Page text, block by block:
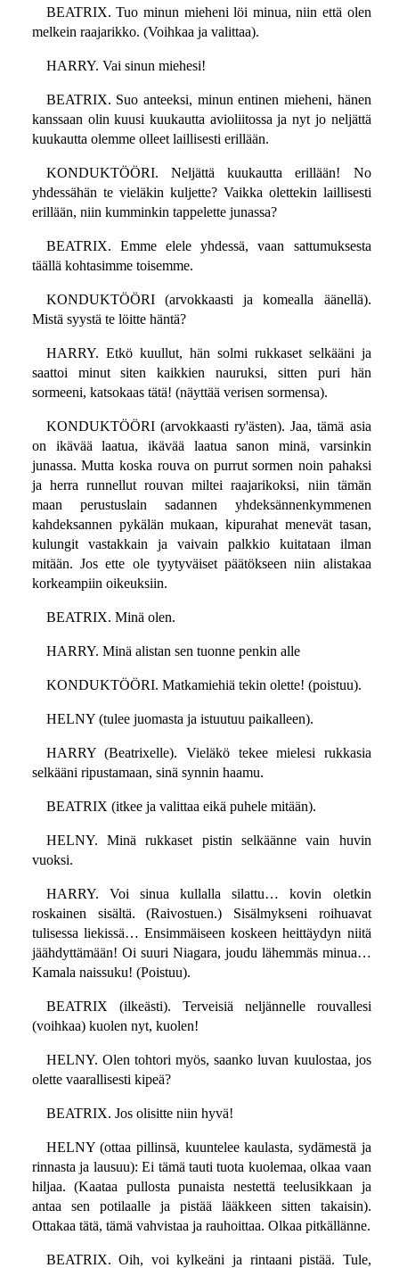
BEATRIX. Tuo minun mieheni löi minua, niin että olen
melkein raajarikko. (Voihkaa ja valittaa).
HARRY. Vai sinun miehesi!
BEATRIX. Suo anteeksi, minun entinen mieheni, hänen
kanssaan olin kuusi kuukautta avioliitossa ja nyt jo neljättä
kuukautta olemme olleet laillisesti erillään.
KONDUKTÖÖRI. Neljättä kuukautta erillään! No
yhdessähän te vieläkin kuljette? Vaikka olettekin laillisesti
erillään, niin kumminkin tappelette junassa?
BEATRIX. Emme elele yhdessä, vaan sattumuksesta
täällä kohtasimme toisemme.
KONDUKTÖÖRI (arvokkaasti ja komealla äänellä).
Mistä syystä te löitte häntä?
HARRY. Etkö kuullut, hän solmi rukkaset selkääni ja
saattoi minut siten kaikkien nauruksi, sitten puri hän
sormeeni, katsokaas tätä! (näyttää verisen sormensa).
KONDUKTÖÖRI (arvokkaasti ry'ästen). Jaa, tämä asia
on ikävää laatua, ikävää laatua sanon minä, varsinkin
junassa. Mutta koska rouva on purrut sormen noin pahaksi
ja herra runnellut rouvan miltei raajarikoksi, niin tämän
maan perustuslain sadannen yhdeksännenkymmenen
kahdeksannen pykälän mukaan, kipurahat menevät tasan,
kulungit vastakkain ja vaivain palkkio kuitataan ilman
mitään. Jos ette ole tyytyväiset päätökseen niin alistakaa
korkeampiin oikeuksiin.
BEATRIX. Minä olen.
HARRY. Minä alistan sen tuonne penkin alle
KONDUKTÖÖRI. Matkamiehiä tekin olette! (poistuu).
HELNY (tulee juomasta ja istuutuu paikalleen).
HARRY (Beatrixelle). Vieläkö tekee mielesi rukkasia
selkääni ripustamaan, sinä synnin haamu.
BEATRIX (itkee ja valittaa eikä puhele mitään).
HELNY. Minä rukkaset pistin selkäänne vain huvin
vuoksi.
HARRY. Voi sinua kullalla silattu… kovin oletkin
roskainen sisältä. (Raivostuen.) Sisälmykseni roihuavat
tulisessa liekissä… Ensimmäiseen koskeen heittäydyn niitä
jäähdyttämään! Oi suuri Niagara, joudu lähemmäs minua…
Kamala naissuku! (Poistuu).
BEATRIX (ilkeästi). Terveisiä neljännelle rouvallesi
(voihkaa) kuolen nyt, kuolen!
HELNY. Olen tohtori myös, saanko luvan kuulostaa, jos
olette vaarallisesti kipeä?
BEATRIX. Jos olisitte niin hyvä!
HELNY (ottaa pillinsä, kuuntelee kaulasta, sydämestä ja
rinnasta ja lausuu): Ei tämä tauti tuota kuolemaa, olkaa vaan
hiljaa. (Kaataa pullosta punaista nestettä teelusikkaan ja
antaa sen potilaalle ja pistää lääkkeen sitten takaisin).
Ottakaa tätä, tämä vahvistaa ja rauhoittaa. Olkaa pitkällänne.
BEATRIX. Oih, voi kylkeäni ja rintaani pistää. Tule,